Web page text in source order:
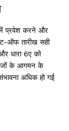
प्रवेश करने और
ऑफ तारीख सही
धारा 6ए को
के आगमन के
अधिक हो गई